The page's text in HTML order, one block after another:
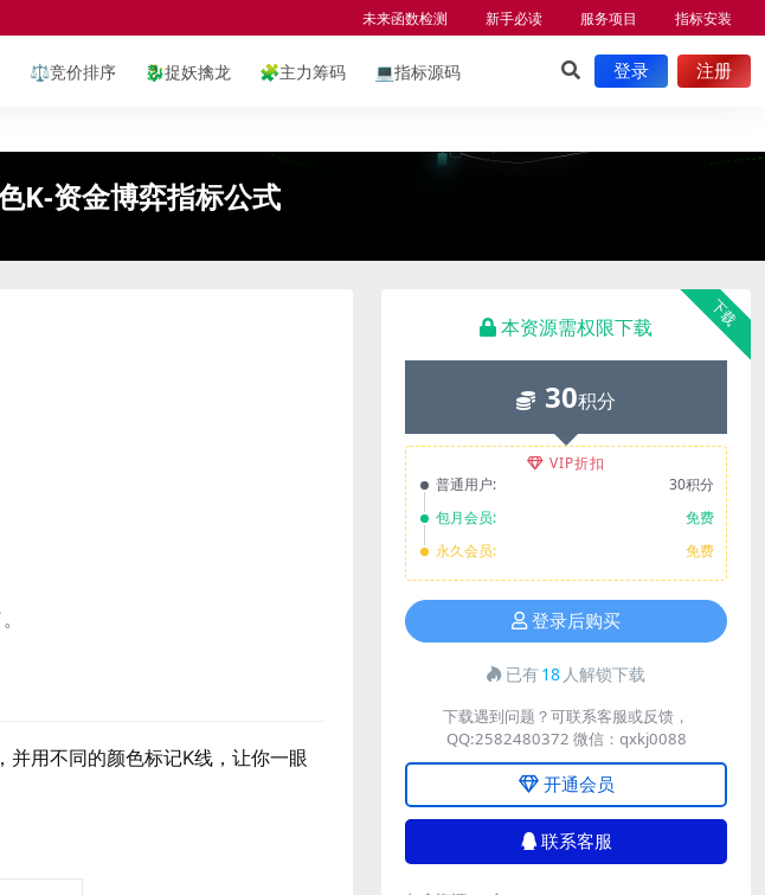
未来函数检测 新手必读 服务项目 指标安装
⚖️竞价排序 🐉捉妖擒龙 🧩主力筹码 💻指标源码 登录 注册
K-资金博弈指标公式
用不同的颜色标记K线，让你一眼
下载
本资源需权限下载
30积分
VIP折扣
普通用户:
30积分
包月会员:
免费
永久会员:
免费
登录后购买
已有18 人解锁下载
下载遇到问题？可联系客服或反馈，
QQ:2582480372 微信：qxkj0088
开通会员
联系客服